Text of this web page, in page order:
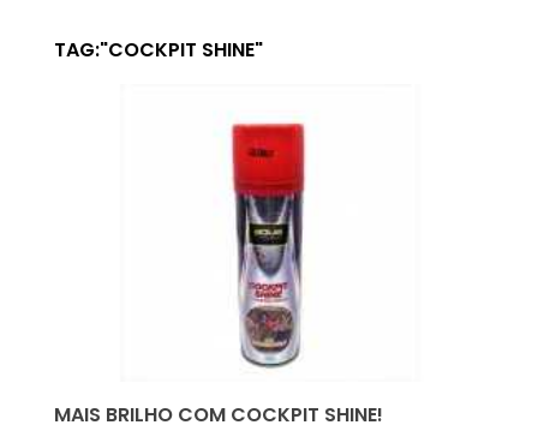
TAG:"COCKPIT SHINE"
MAIS BRILHO COM COCKPIT SHINE!